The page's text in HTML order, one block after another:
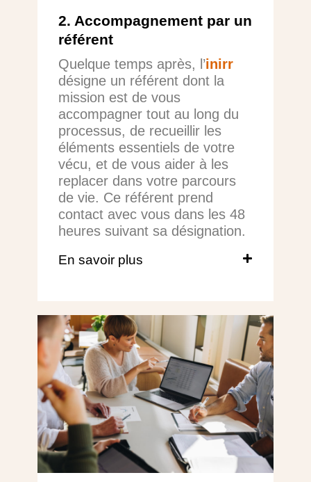
2. Accompagnement par un
référent
Quelque temps après, l’inirr
désigne un référent dont la
mission est de vous
accompagner tout au long du
processus, de recueillir les
éléments essentiels de votre
vécu, et de vous aider à les
replacer dans votre parcours
de vie. Ce référent prend
contact avec vous dans les 48
heures suivant sa désignation.
En savoir plus